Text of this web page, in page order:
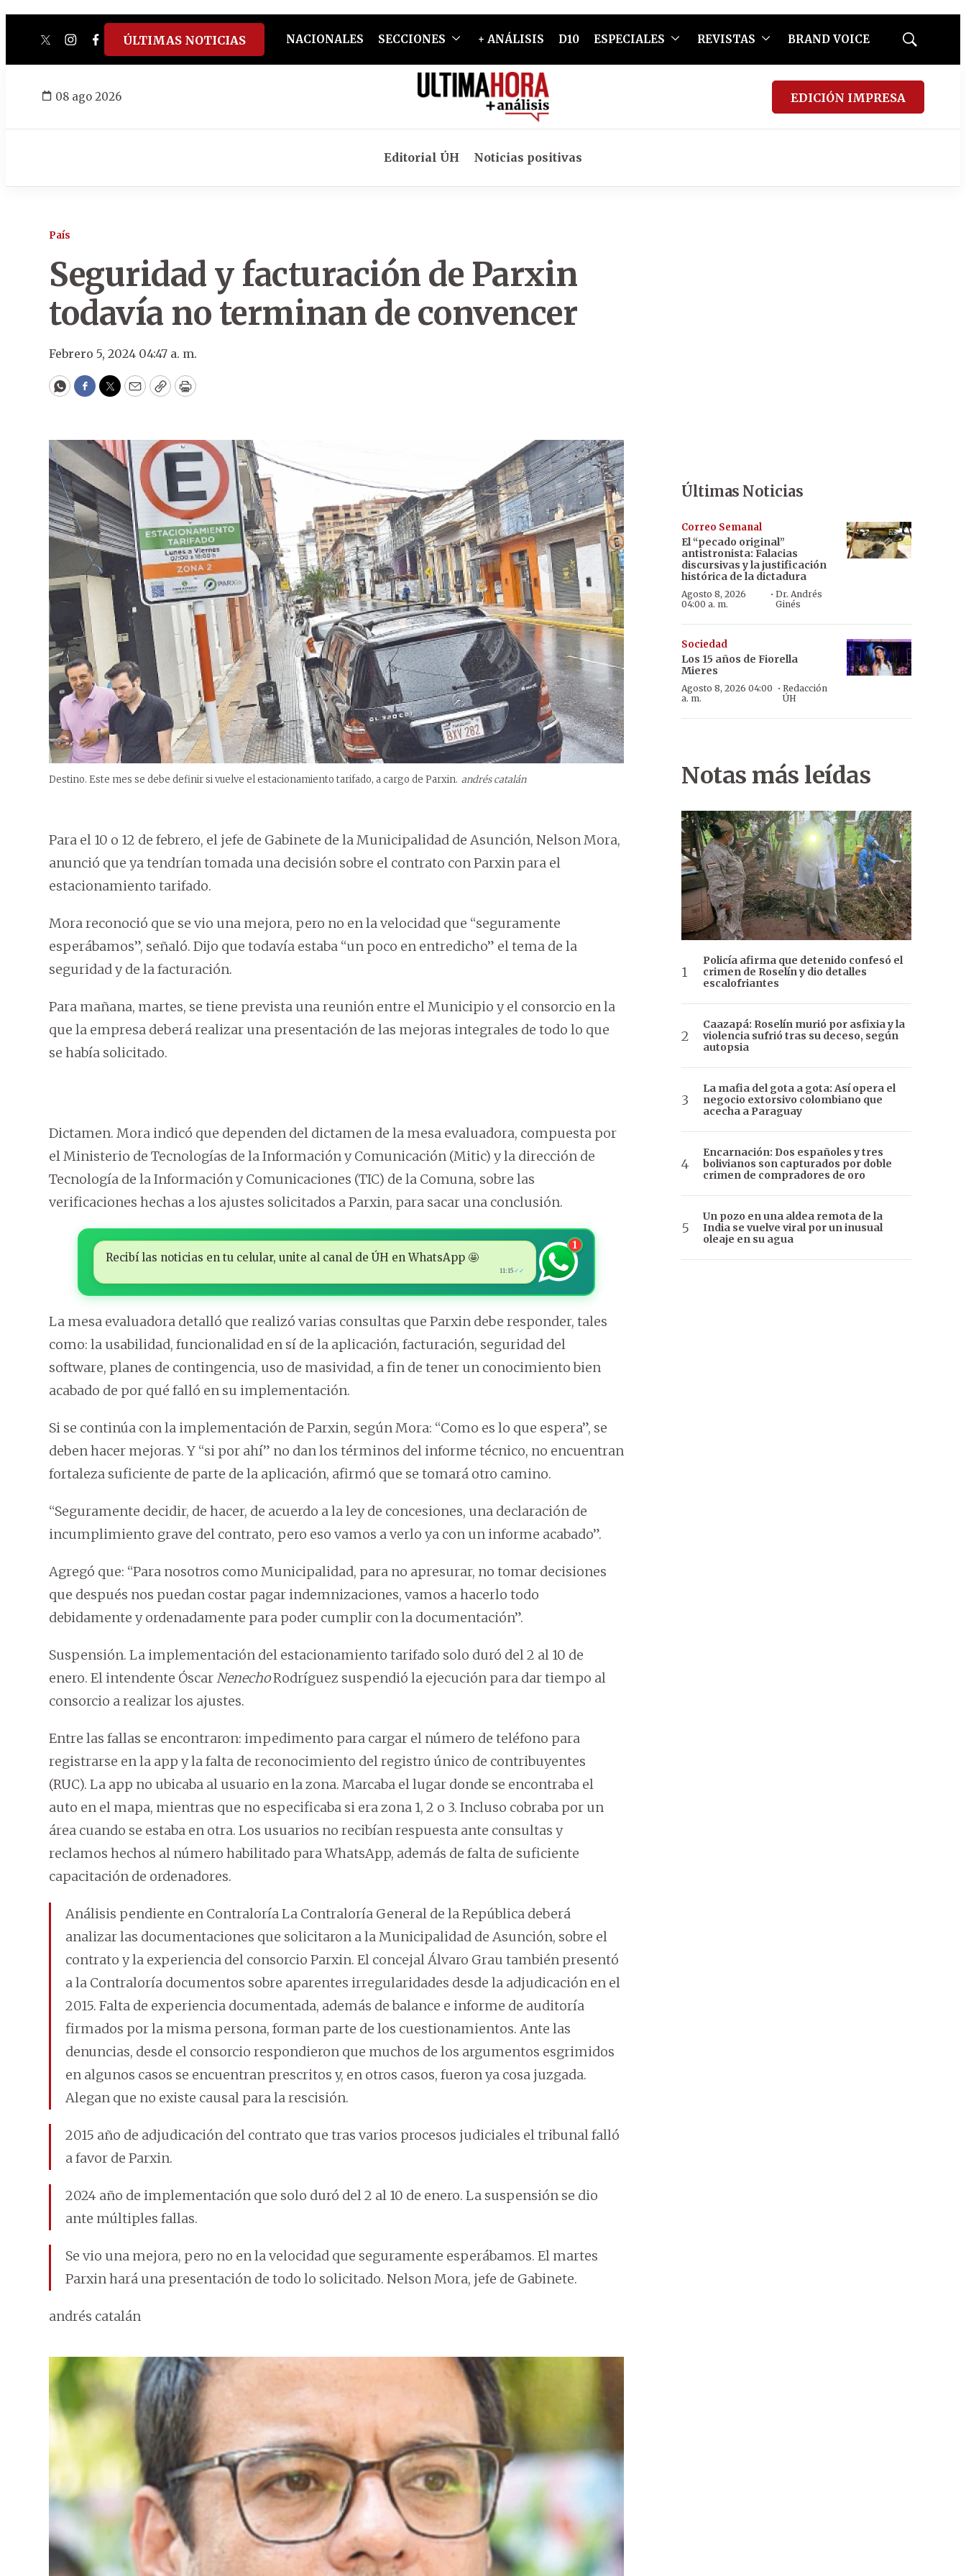
twitterinstagram
facebook
tiktokyoutube
spotify
ÚLTIMAS NOTICIAS NACIONALES SECCIONES + ANÁLISIS D10 ESPECIALES REVISTAS BRAND VOICE
Mostrar
08 ago 2026 EDICIÓN IMPRESA
Editorial ÚH Noticias positivas
País
Seguridad y facturación de Parxin
todavía no terminan de convencer
Febrero 5, 2024 04:47 a. m.
WhatsApp
Facebook
Twitter
EmailCopyPrint
Destino. Este mes se debe definir si vuelve el estacionamiento tarifado, a cargo de Parxin. andrés catalán
Para el 10 o 12 de febrero, el jefe de Gabinete de la Municipalidad de Asunción, Nelson Mora,
anunció que ya tendrían tomada una decisión sobre el contrato con Parxin para el
estacionamiento tarifado.
Mora reconoció que se vio una mejora, pero no en la velocidad que “seguramente
esperábamos”, señaló. Dijo que todavía estaba “un poco en entredicho” el tema de la
seguridad y de la facturación.
Para mañana, martes, se tiene prevista una reunión entre el Municipio y el consorcio en la
que la empresa deberá realizar una presentación de las mejoras integrales de todo lo que
se había solicitado.
Dictamen. Mora indicó que dependen del dictamen de la mesa evaluadora, compuesta por
el Ministerio de Tecnologías de la Información y Comunicación (Mitic) y la dirección de
Tecnología de la Información y Comunicaciones (TIC) de la Comuna, sobre las
verificaciones hechas a los ajustes solicitados a Parxin, para sacar una conclusión.
Recibí las noticias en tu celular, unite al canal de ÚH en WhatsApp 🤩
11:15 ✓✓
1
La mesa evaluadora detalló que realizó varias consultas que Parxin debe responder, tales
como: la usabilidad, funcionalidad en sí de la aplicación, facturación, seguridad del
software, planes de contingencia, uso de masividad, a fin de tener un conocimiento bien
acabado de por qué falló en su implementación.
Si se continúa con la implementación de Parxin, según Mora: “Como es lo que espera”, se
deben hacer mejoras. Y “si por ahí” no dan los términos del informe técnico, no encuentran
fortaleza suficiente de parte de la aplicación, afirmó que se tomará otro camino.
“Seguramente decidir, de hacer, de acuerdo a la ley de concesiones, una declaración de
incumplimiento grave del contrato, pero eso vamos a verlo ya con un informe acabado”.
Agregó que: “Para nosotros como Municipalidad, para no apresurar, no tomar decisiones
que después nos puedan costar pagar indemnizaciones, vamos a hacerlo todo
debidamente y ordenadamente para poder cumplir con la documentación”.
Suspensión. La implementación del estacionamiento tarifado solo duró del 2 al 10 de
enero. El intendente ÓscarNenechoRodríguez suspendió la ejecución para dar tiempo al
consorcio a realizar los ajustes.
Entre las fallas se encontraron: impedimento para cargar el número de teléfono para
registrarse en la app y la falta de reconocimiento del registro único de contribuyentes
(RUC). La app no ubicaba al usuario en la zona. Marcaba el lugar donde se encontraba el
auto en el mapa, mientras que no especificaba si era zona 1, 2 o 3. Incluso cobraba por un
área cuando se estaba en otra. Los usuarios no recibían respuesta ante consultas y
reclamos hechos al número habilitado para WhatsApp, además de falta de suficiente
capacitación de ordenadores.
Análisis pendiente en Contraloría La Contraloría General de la República deberá
analizar las documentaciones que solicitaron a la Municipalidad de Asunción, sobre el
contrato y la experiencia del consorcio Parxin. El concejal Álvaro Grau también presentó
a la Contraloría documentos sobre aparentes irregularidades desde la adjudicación en el
2015. Falta de experiencia documentada, además de balance e informe de auditoría
firmados por la misma persona, forman parte de los cuestionamientos. Ante las
denuncias, desde el consorcio respondieron que muchos de los argumentos esgrimidos
en algunos casos se encuentran prescritos y, en otros casos, fueron ya cosa juzgada.
Alegan que no existe causal para la rescisión.
2015 año de adjudicación del contrato que tras varios procesos judiciales el tribunal falló
a favor de Parxin.
2024 año de implementación que solo duró del 2 al 10 de enero. La suspensión se dio
ante múltiples fallas.
Se vio una mejora, pero no en la velocidad que seguramente esperábamos. El martes
Parxin hará una presentación de todo lo solicitado. Nelson Mora, jefe de Gabinete.
andrés catalán
Últimas Noticias
Correo Semanal
El “pecado original”
antistronista: Falacias
discursivas y la justificación
histórica de la dictadura
Agosto 8, 2026
04:00 a. m.
·Dr. Andrés
Ginés
Sociedad
Los 15 años de Fiorella
Mieres
Agosto 8, 2026 04:00
a. m.
· Redacción
ÚH
Notas más leídas
Policía afirma que detenido confesó el
crimen de Roselín y dio detalles
escalofriantes
Caazapá: Roselín murió por asfixia y la
violencia sufrió tras su deceso, según
autopsia
La mafia del gota a gota: Así opera el
negocio extorsivo colombiano que
acecha a Paraguay
Encarnación: Dos españoles y tres
bolivianos son capturados por doble
crimen de compradores de oro
Un pozo en una aldea remota de la
India se vuelve viral por un inusual
oleaje en su agua